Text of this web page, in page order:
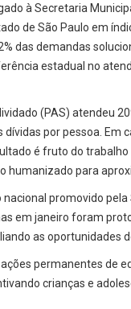
à Secretaria
de São Paulo em
das demandas
estadual no
(PAS) atendeu
por pessoa. Em
é fruto do trabalho
para
promovido
em janeiro foram
as oportunidades
permanentes de
crianças e